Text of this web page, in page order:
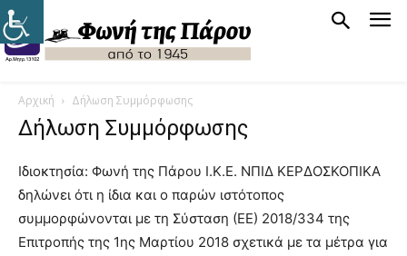
Αρχική Δήλωση Συμμόρφωσης
Δήλωση Συμμόρφωσης
Ιδιοκτησία: Φωνή της Πάρου Ι.Κ.Ε. ΝΠΙΔ ΚΕΡΔΟΣΚΟΠΙΚΑ
δηλώνει ότι η ίδια και ο παρών ιστότοπος
συμμορφώνονται με τη Σύσταση (ΕΕ) 2018/334 της
Επιτροπής της 1ης Μαρτίου 2018 σχετικά με τα μέτρα για